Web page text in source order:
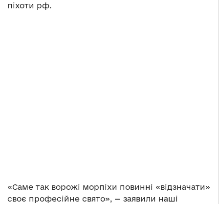
піхоти рф.
«Саме так ворожі морпіхи повинні «відзначати»
своє професійне свято», — заявили наші